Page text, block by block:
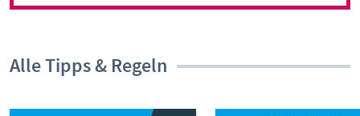
Alle Tipps & Regeln